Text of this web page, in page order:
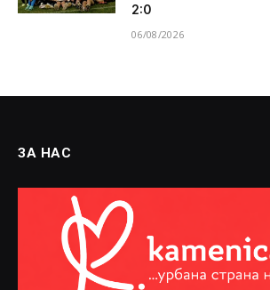
2:0
06/08/2026
ЗА НАС